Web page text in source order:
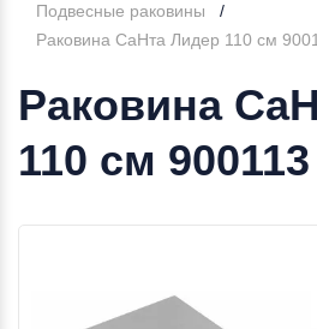
Подвесные раковины
Раковина СаНта Лидер 110 см
Раковина
110 см